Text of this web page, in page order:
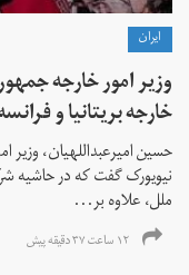
ايران
وزیر امور خارجه
خارجه بریتانیا و
حسین امیرعبداللهیان، وزیر
نیویورک گفت که در حاشیه
ملل، علاوه بر...
۱۲ ساعت ۳۷ دقیقه پیش